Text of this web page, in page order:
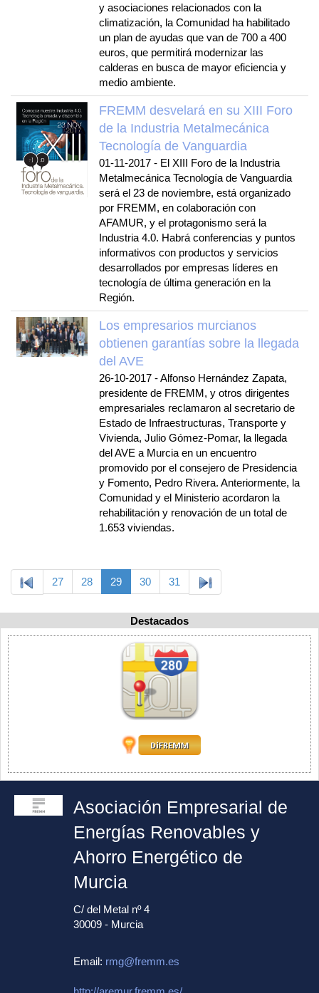
y asociaciones relacionados con la
climatización, la Comunidad ha habilitado
un plan de ayudas que van de 700 a 400
euros, que permitirá modernizar las
calderas en busca de mayor eficiencia y
medio ambiente.
FREMM desvelará en su XIII Foro
de la Industria Metalmecánica
Tecnología de Vanguardia
01-11-2017 - El XIII Foro de la Industria
Metalmecánica Tecnología de Vanguardia
será el 23 de noviembre, está organizado
por FREMM, en colaboración con
AFAMUR, y el protagonismo será la
Industria 4.0. Habrá conferencias y puntos
informativos con productos y servicios
desarrollados por empresas líderes en
tecnología de última generación en la
Región.
Los empresarios murcianos
obtienen garantías sobre la llegada
del AVE
26-10-2017 -Alfonso Hernández Zapata,
presidente de FREMM, y otros dirigentes
empresariales reclamaron al secretario de
Estado de Infraestructuras, Transporte y
Vivienda, Julio Gómez-Pomar, la llegada
del AVE a Murcia en un encuentro
promovido por el consejero de Presidencia
y Fomento, Pedro Rivera. Anteriormente, la
Comunidad y el Ministerio acordaron la
rehabilitación y renovación de un total de
1.653 viviendas.
27 28 29 30 31
Destacados
Asociación Empresarial de
Energías Renovables y
Ahorro Energético de
Murcia
C/ del Metal nº 4
30009 - Murcia
Email: rmg@fremm.es